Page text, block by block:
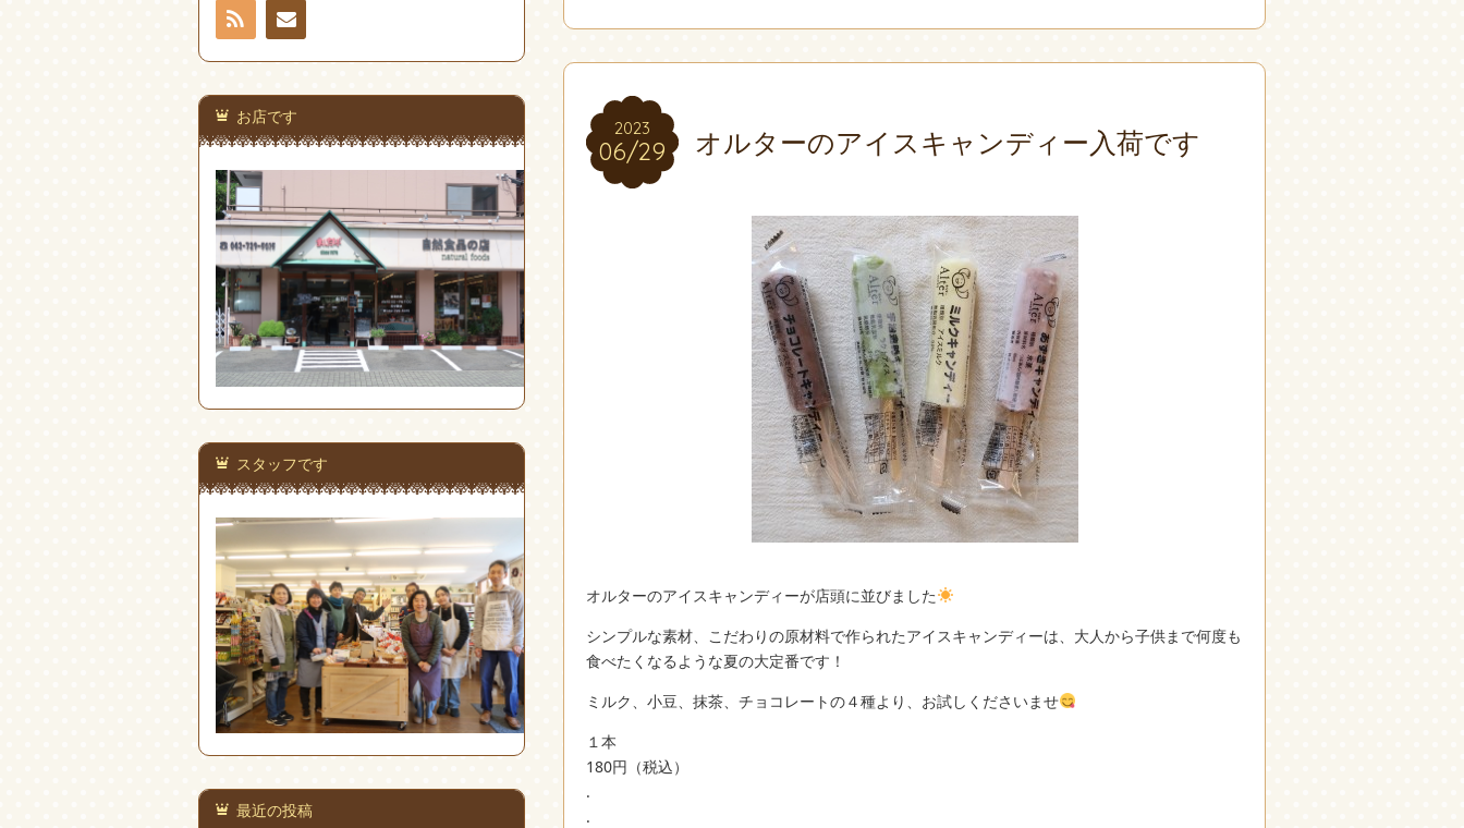
2023
06/29
2023
06/29 オルターのアイスキャンディー入荷です
オルターのアイスキャンディーが店頭に並びました
シンプルな素材、こだわりの原材料で作られたアイスキャンディーは、大人から子供まで何度も
食べたくなるような夏の大定番です！
ミルク、小豆、抹茶、チョコレートの４種より、お試しくださいませ
１本
180円（税込）
.
.
お問
い合
わせ
お店です
スタッフです
最近の投稿